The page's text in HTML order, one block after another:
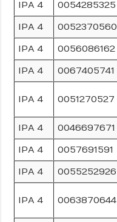
IPA 4
0054285325
IPA 4
0052370560
IPA 4
0056086162
IPA 4
0067405741
IPA 4 0051270527
IPA 4
0046697671
IPA 4
0057691591
IPA 4
0055252926
IPA 4 0063870644